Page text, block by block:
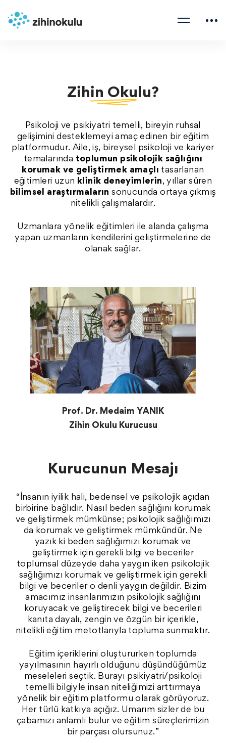
Zihin Okulu?
Psikoloji ve psikiyatri temelli, bireyin ruhsal
gelişimini desteklemeyi amaç edinen bir eğitim
platformudur. Aile, iş, bireysel psikoloji ve kariyer
temalarında toplumun psikolojik sağlığını
korumak ve geliştirmek amaçlı tasarlanan
eğitimleri uzun klinik deneyimlerin, yıllar süren
bilimsel araştırmaların sonucunda ortaya çıkmış
nitelikli çalışmalardır.
Uzmanlara yönelik eğitimleri ile alanda çalışma
yapan uzmanların kendilerini geliştirmelerine de
olanak sağlar.
Prof. Dr. Medaim YANIK
Zihin Okulu Kurucusu
Kurucunun Mesajı
“İnsanın iyilik hali, bedensel ve psikolojik açıdan
birbirine bağlıdır. Nasıl beden sağlığını korumak
ve geliştirmek mümkünse; psikolojik sağlığımızı
da korumak ve geliştirmek mümkündür. Ne
yazık ki beden sağlığımızı korumak ve
geliştirmek için gerekli bilgi ve beceriler
toplumsal düzeyde daha yaygın iken psikolojik
sağlığımızı korumak ve geliştirmek için gerekli
bilgi ve beceriler o denli yaygın değildir. Bizim
amacımız insanlarımızın psikolojik sağlığını
koruyacak ve geliştirecek bilgi ve becerileri
kanıta dayalı, zengin ve özgün bir içerikle,
nitelikli eğitim metotlarıyla topluma sunmaktır.
Eğitim içeriklerini oluştururken toplumda
yayılmasının hayırlı olduğunu düşündüğümüz
meseleleri seçtik. Burayı psikiyatri/psikoloji
temelli bilgiyle insan niteliğimizi arttırmaya
yönelik bir eğitim platformu olarak görüyoruz.
Her türlü katkıya açığız. Umarım sizler de bu
çabamızı anlamlı bulur ve eğitim süreçlerimizin
bir parçası olursunuz.”